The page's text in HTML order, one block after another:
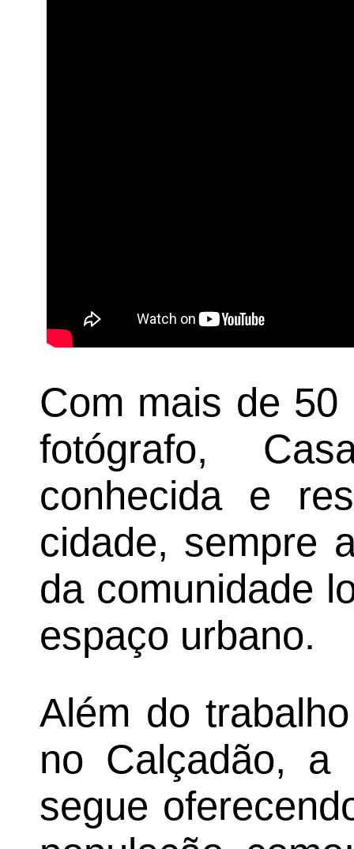
Com mais de
fotógrafo,
conhecida e
cidade, sempre
da comunidade
espaço urbano.
Além do
no Calçadão, a
segue